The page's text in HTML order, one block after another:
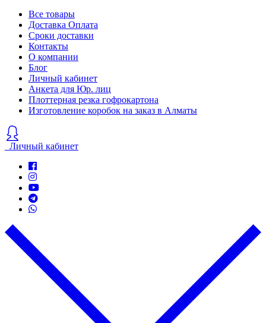
Все товары
Доставка Оплата
Сроки доставки
Контакты
О компании
Блог
Личный кабинет
Анкета для Юр. лиц
Плоттерная резка гофрокартона
Изготовление коробок на заказ в Алматы
Личный кабинет